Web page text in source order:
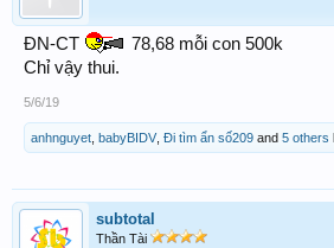
ĐN-CT
78,68 mỗi con 500k
Chỉ vậy thui.
5/6/19
anhnguyet babyBIDV Đi tìm ẩn số209 and 5 others
subtotal
Thần Tài